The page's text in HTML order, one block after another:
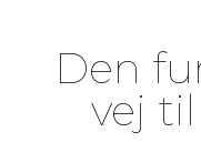
Den
vej